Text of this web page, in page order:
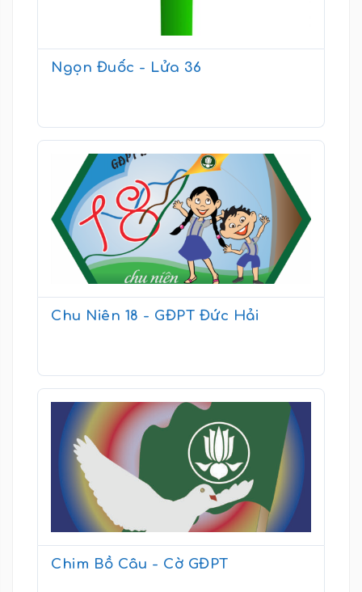
Ngọn Đuốc - Lửa 36
Chu Niên 18 - GĐPT Đức Hải
Chim Bồ Câu - Cờ GĐPT